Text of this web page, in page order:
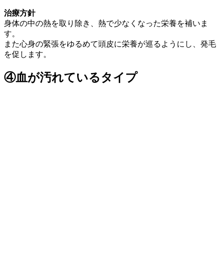
治療方針
身体の中の熱を取り除き、熱で少なくなった栄養を補いま
す。
また心身の緊張をゆるめて頭皮に栄養が巡るようにし、発毛
を促します。
④血が汚れているタイプ